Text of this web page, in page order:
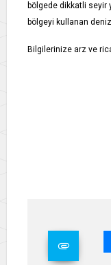
bölgede dikkatli seyir
bölgeyi kullanan
Bilgilerinize arz ve